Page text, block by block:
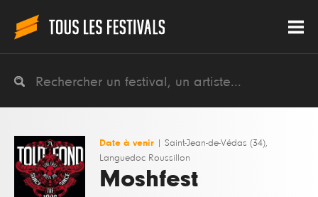
Date à venir
Saint-Jean-de-Védas (34),
Languedoc Roussillon
Moshfest